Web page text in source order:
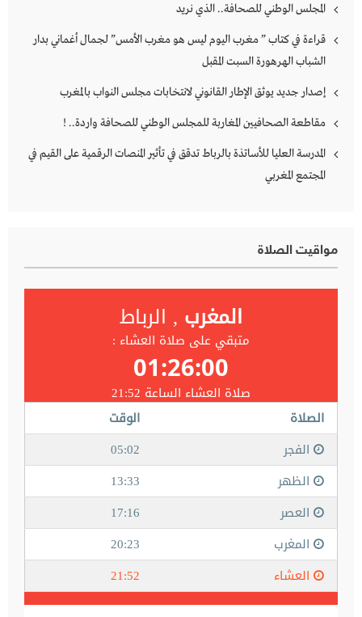
المجلس الوطني للصحافة.. الذي نريد
قراءة في كتاب ” مغرب اليوم ليس هو مغرب الأمس” لجمال أغماني بدار
الشباب الهرهورة السبت المقبل
إصدار جديد يوثق الإطار القانوني لانتخابات مجلس النواب بالمغرب
مقاطعة الصحافيين المغاربة للمجلس الوطني للصحافة واردة.. !
المدرسة العليا للأساتذة بالرباط تدقق في تأثير المنصات الرقمية على القيم في
المجتمع المغربي
مواقيت الصلاة